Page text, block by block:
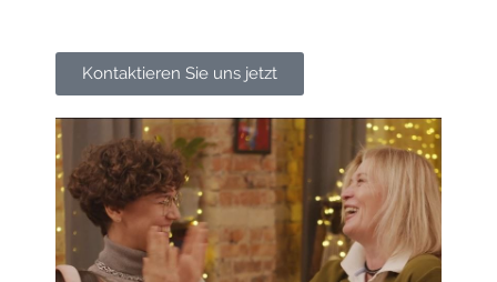
Kontaktieren Sie uns jetzt